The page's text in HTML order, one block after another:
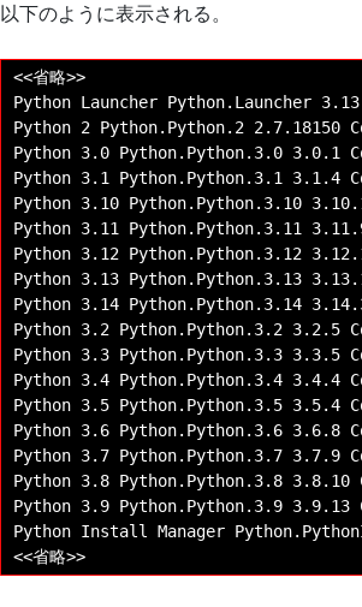
以下のように表示される。
<<省略>>
Python Launcher Python.Launcher
Python 2 Python.Python.2 2.7.18150
Python 3.0 Python.Python.3.0 3.0.1
Python 3.1 Python.Python.3.1 3.1.4
Python 3.10 Python.Python.3.10
Python 3.11 Python.Python.3.11
Python 3.12 Python.Python.3.12
Python 3.13 Python.Python.3.13
Python 3.14 Python.Python.3.14
Python 3.2 Python.Python.3.2 3.2.5
Python 3.3 Python.Python.3.3 3.3.5
Python 3.4 Python.Python.3.4 3.4.4
Python 3.5 Python.Python.3.5 3.5.4
Python 3.6 Python.Python.3.6 3.6.8
Python 3.7 Python.Python.3.7 3.7.9
Python 3.8 Python.Python.3.8 3.8.10
Python 3.9 Python.Python.3.9 3.9.13
Python Install Manager